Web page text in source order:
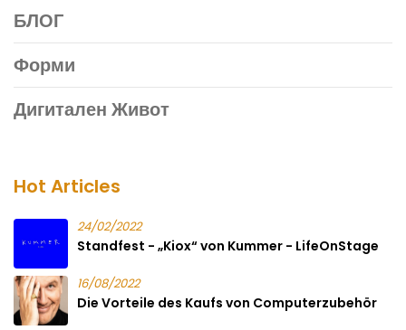
БЛОГ
Форми
Дигитален Живот
Hot Articles
24/02/2022
Standfest - „Kiox“ von Kummer - LifeOnStage
16/08/2022
Die Vorteile des Kaufs von Computerzubehör